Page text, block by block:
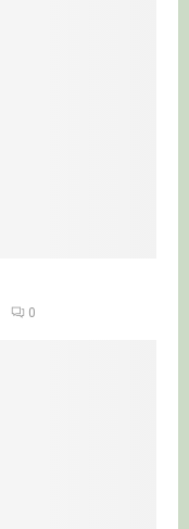
0